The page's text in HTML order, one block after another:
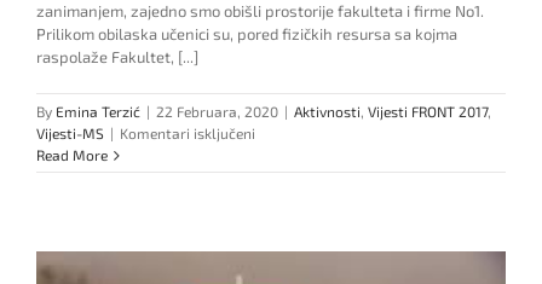
zanimanjem, zajedno smo obišli prostorije fakulteta i firme No1.
Prilikom obilaska učenici su, pored fizičkih resursa sa kojma
raspolaže Fakultet, [...]
By Emina Terzić | 22 Februara, 2020 | Aktivnosti, Vijesti FRONT 2017,
Vijesti-MS | Komentari isključeni
učenika
Read More